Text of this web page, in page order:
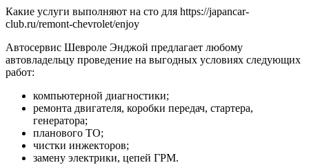
Какие услуги выполняют на сто для https://japancar-
club.ru/remont-chevrolet/enjoy
Автосервис Шевроле Энджой предлагает любому
автовладельцу проведение на выгодных условиях следующих
работ:
компьютерной диагностики;
ремонта двигателя, коробки передач, стартера,
генератора;
планового ТО;
чистки инжекторов;
замену электрики, цепей ГРМ.